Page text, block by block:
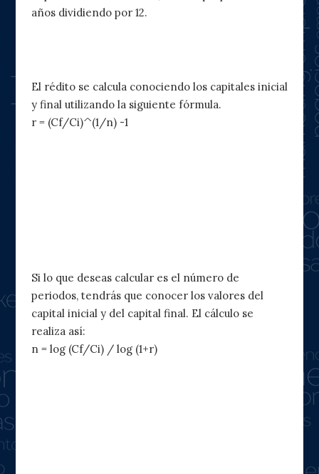
años dividiendo por 12.
El rédito se calcula conociendo los capitales inicial
y final utilizando la siguiente fórmula.
r = (Cf/Ci)^(1/n) -1
Si lo que deseas calcular es el número de
periodos, tendrás que conocer los valores del
capital inicial y del capital final. El cálculo se
realiza así:
n = log (Cf/Ci) / log (1+r)